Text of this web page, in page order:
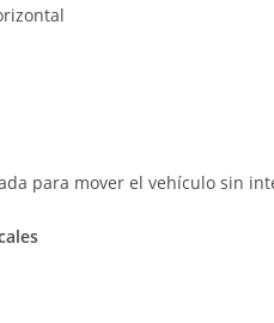
para mover el vehículo sin